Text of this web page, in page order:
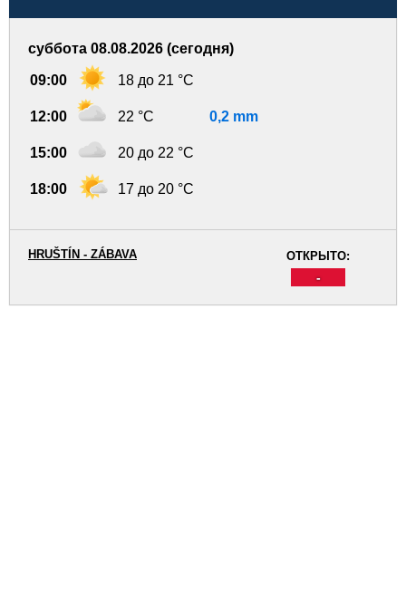
суббота 08.08.2026 (сегодня)
09:00 18 до 21 °C
12:00 22 °C 0,2 mm
15:00 20 до 22 °C
18:00 17 до 20 °C
ОТКРЫТО:
-
HRUŠTÍN - ZÁBAVA